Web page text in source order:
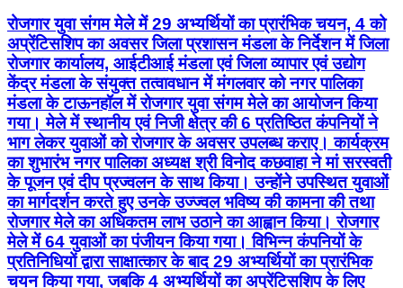
रोजगार युवा संगम मेले में 29 अभ्यर्थियों का प्रारंभिक चयन, 4 को
अप्रेंटिसशिप का अवसर जिला प्रशासन मंडला के निर्देशन में जिला
रोजगार कार्यालय, आईटीआई मंडला एवं जिला व्यापार एवं उद्योग
केंद्र मंडला के संयुक्त तत्वावधान में मंगलवार को नगर पालिका
मंडला के टाऊनहॉल में रोजगार युवा संगम मेले का आयोजन किया
गया। मेले में स्थानीय एवं निजी क्षेत्र की 6 प्रतिष्ठित कंपनियों ने
भाग लेकर युवाओं को रोजगार के अवसर उपलब्ध कराए। कार्यक्रम
का शुभारंभ नगर पालिका अध्यक्ष श्री विनोद कछवाहा ने मां सरस्वती
के पूजन एवं दीप प्रज्वलन के साथ किया। उन्होंने उपस्थित युवाओं
का मार्गदर्शन करते हुए उनके उज्ज्वल भविष्य की कामना की तथा
रोजगार मेले का अधिकतम लाभ उठाने का आह्वान किया। रोजगार
मेले में 64 युवाओं का पंजीयन किया गया। विभिन्न कंपनियों के
प्रतिनिधियों द्वारा साक्षात्कार के बाद 29 अभ्यर्थियों का प्रारंभिक
चयन किया गया, जबकि 4 अभ्यर्थियों का अप्रेंटिसशिप के लिए